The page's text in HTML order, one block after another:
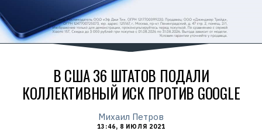
В США 36 ШТАТОВ ПОДАЛИ
КОЛЛЕКТИВНЫЙ ИСК ПРОТИВ GOOGLE
Михаил Петров
13:46, 8 ИЮЛЯ 2021